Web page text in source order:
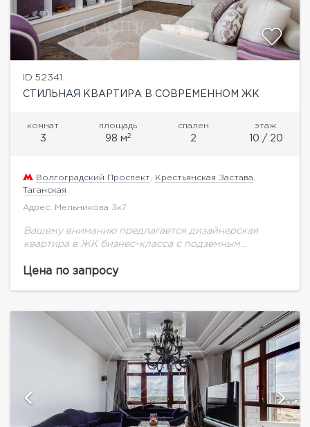
ID 52341
СТИЛЬНАЯ КВАРТИРА В СОВРЕМЕННОМ ЖК
комнат
3
площадь
98 м2
спален
2
этаж
10 / 20
Волгоградский Проспект Крестьянская Застава
Таганская
Адрес: Мельникова 3к7
Вашему вниманию предлагается дизайнерская
квартира в ЖК бизнес-класса с подземным
материалы, квартира укомплектована всей мебелью
Цена по запросу